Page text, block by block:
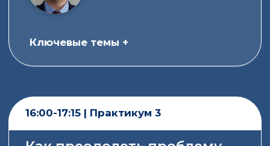
Я даю согласие на обработку своих
персональных данных в соответствии с
ЗАРЕГИСТРИРОВАТЬСЯ